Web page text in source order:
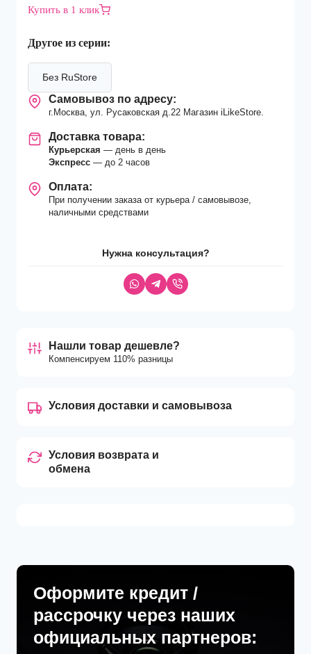
Apple
16
nano
+
Black
Купить в 1 клик
Другое из серии:
Без RuStore
Самовывоз по адресу:
г.Москва, ул. Русаковская д.22 Магазин iLikeStore.
Доставка товара:
Курьерская — день в день
Экспресс — до 2 часов
Оплата:
При получении заказа от курьера / самовывозе,
наличными средствами
Нужна консультация?
Нашли товар дешевле?
Компенсируем 110% разницы
Условия доставки и самовывоза
Условия возврата и
обмена
Оформите кредит /
рассрочку через наших
официальных партнеров: